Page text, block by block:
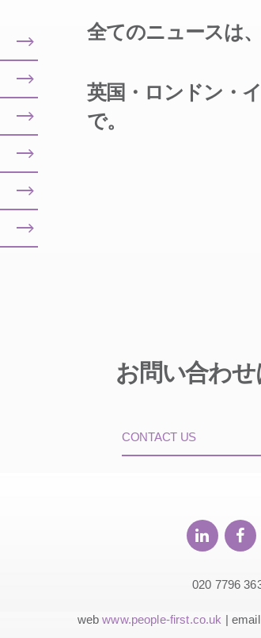
全てのニュースは、
英国・ロンドン・
で。
お問い合わせ
CONTACT US
020 7796
webwww.people-first.co.uk | email